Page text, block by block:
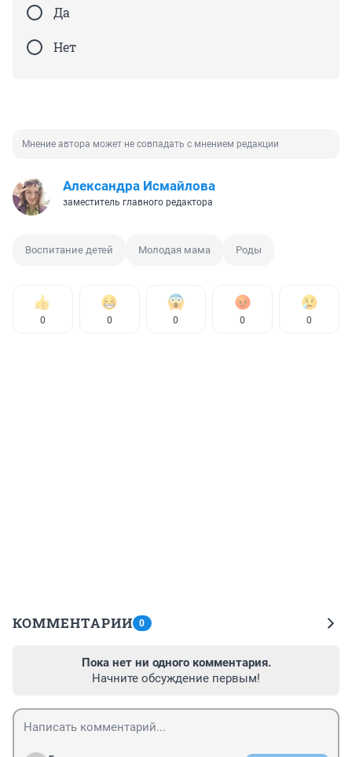
Да
Нет
Мнение автора может не совпадать с мнением редакции
Александра Исмайлова
заместитель главного редактора
Воспитание детей Молодая мама Роды
0 0 0 0 0
КОММЕНТАРИИ 0
Пока нет ни одного комментария.
Начните обсуждение первым!